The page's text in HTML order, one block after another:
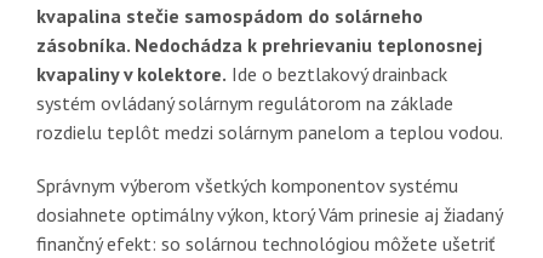
kvapalina stečie samospádom do solárneho
zásobníka. Nedochádza k prehrievaniu teplonosnej
kvapaliny v kolektore. Ide o beztlakový drainback
systém ovládaný solárnym regulátorom na základe
rozdielu teplôt medzi solárnym panelom a teplou vodou.
Správnym výberom všetkých komponentov systému
dosiahnete optimálny výkon, ktorý Vám prinesie aj žiadaný
finančný efekt: so solárnou technológiou môžete ušetriť